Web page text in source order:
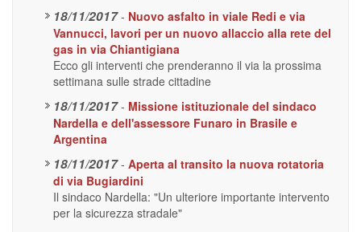
18/11/2017 - Nuovo asfalto in viale Redi e via
Vannucci, lavori per un nuovo allaccio alla rete del
gas in via Chiantigiana
Ecco gli interventi che prenderanno il via la prossima
settimana sulle strade cittadine
18/11/2017 - Missione istituzionale del sindaco
Nardella e dell'assessore Funaro in Brasile e
Argentina
18/11/2017 - Aperta al transito la nuova rotatoria
di via Bugiardini
Il sindaco Nardella: "Un ulteriore importante intervento
per la sicurezza stradale"